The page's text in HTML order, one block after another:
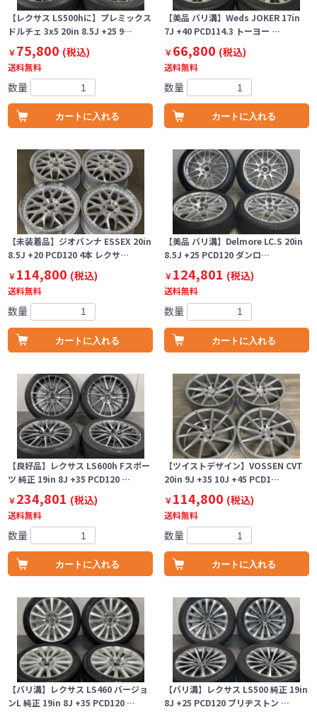
【レクサス LS500hに】プレミックス
ドルチェ 3x5 20in 8.5J +25 9…
￥75,800 (税込)
送料無料
数量
カートに入れる
【美品 バリ溝】Weds JOKER 17in
7J +40 PCD114.3 トーヨー …
￥66,800 (税込)
送料無料
数量
カートに入れる
【未装着品】ジオバンナ ESSEX 20in
8.5J +20 PCD120 4本 レクサ…
￥114,800 (税込)
送料無料
数量
カートに入れる
【美品 バリ溝】Delmore LC.S 20in
8.5J +25 PCD120 ダンロ…
￥124,801 (税込)
送料無料
数量
カートに入れる
【良好品】レクサス LS600h Fスポー
ツ 純正 19in 8J +35 PCD120 …
￥234,801 (税込)
送料無料
数量
カートに入れる
【ツイストデザイン】VOSSEN CVT
20in 9J +35 10J +45 PCD1…
￥114,800 (税込)
送料無料
数量
カートに入れる
【バリ溝】レクサス LS460 バージョ
ンL 純正 19in 8J +35 PCD120 …
【バリ溝】レクサス LS500 純正 19in
8J +25 PCD120 ブリヂストン …